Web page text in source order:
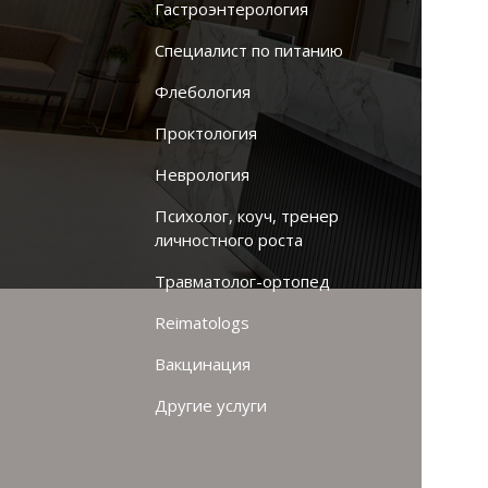
Гастроэнтерология
Специалист по питанию
Флебология
Проктология
Неврология
Психолог, коуч, тренер
личностного роста
Травматолог-ортопед
Reimatologs
Вакцинация
Другие услуги